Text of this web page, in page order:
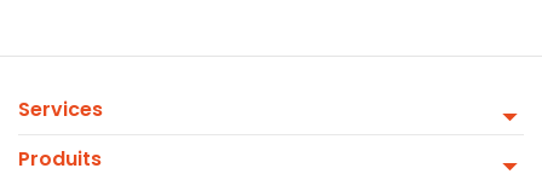
Services
Produits